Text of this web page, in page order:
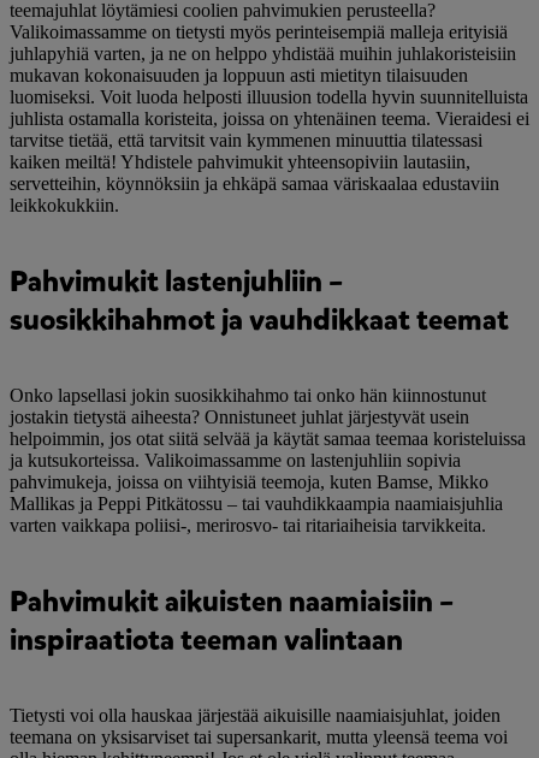
teemajuhlat löytämiesi coolien pahvimukien perusteella?
Valikoimassamme on tietysti myös perinteisempiä malleja erityisiä
juhlapyhiä varten, ja ne on helppo yhdistää muihin juhlakoristeisiin
mukavan kokonaisuuden ja loppuun asti mietityn tilaisuuden
luomiseksi. Voit luoda helposti illuusion todella hyvin suunnitelluista
juhlista ostamalla koristeita, joissa on yhtenäinen teema. Vieraidesi ei
tarvitse tietää, että tarvitsit vain kymmenen minuuttia tilatessasi
kaiken meiltä! Yhdistele pahvimukit yhteensopiviin lautasiin,
servetteihin, köynnöksiin ja ehkäpä samaa väriskaalaa edustaviin
leikkokukkiin.
Pahvimukit lastenjuhliin –
suosikkihahmot ja vauhdikkaat teemat
Onko lapsellasi jokin suosikkihahmo tai onko hän kiinnostunut
jostakin tietystä aiheesta? Onnistuneet juhlat järjestyvät usein
helpoimmin, jos otat siitä selvää ja käytät samaa teemaa koristeluissa
ja kutsukorteissa. Valikoimassamme on lastenjuhliin sopivia
pahvimukeja, joissa on viihtyisiä teemoja, kuten Bamse, Mikko
Mallikas ja Peppi Pitkätossu – tai vauhdikkaampia naamiaisjuhlia
varten vaikkapa poliisi-, merirosvo- tai ritariaiheisia tarvikkeita.
Pahvimukit aikuisten naamiaisiin –
inspiraatiota teeman valintaan
Tietysti voi olla hauskaa järjestää aikuisille naamiaisjuhlat, joiden
teemana on yksisarviset tai supersankarit, mutta yleensä teema voi